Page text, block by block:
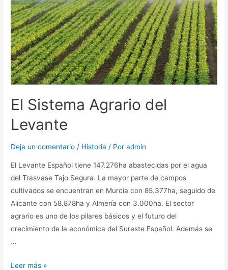
El Sistema Agrario del
Levante
Deja un comentario / Historia / Poradmin
El Levante Español tiene 147.276ha abastecidas por el agua
del Trasvase Tajo Segura. La mayor parte de campos
cultivados se encuentran en Murcia con 85.377ha, seguido de
Alicante con 58.878ha y Almería con 3.000ha. El sector
agrario es uno de los pilares básicos y el futuro del
crecimiento de la económica del Sureste Español. Además se
…
Leer más »